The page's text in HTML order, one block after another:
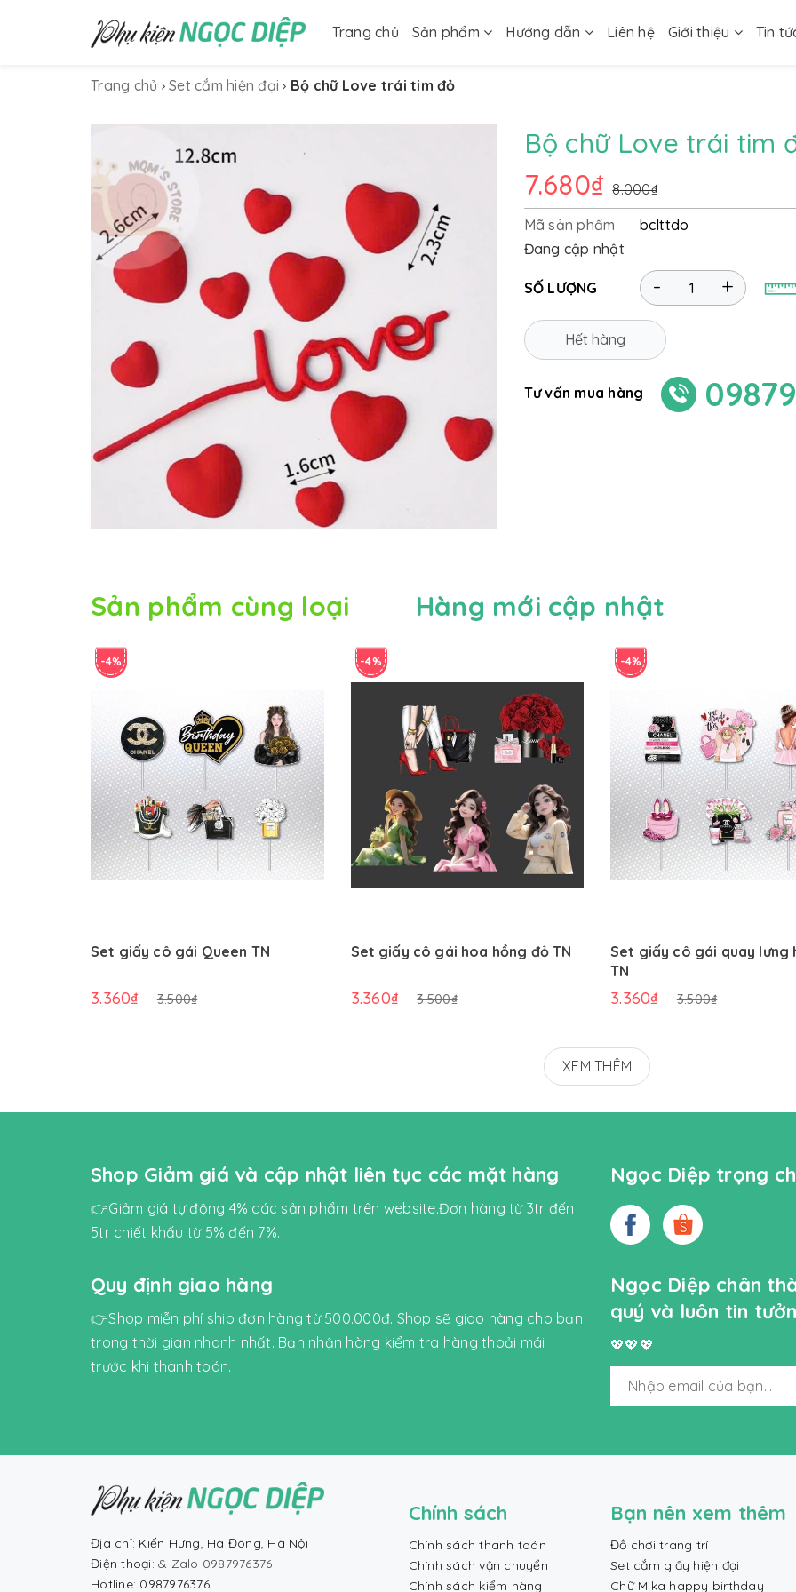
Trang chủ Sản phẩm Hướng dẫn Liên hệ Giới thiệu Tin
Trang chủ Set cắm hiện đại Bộ chữ Love trái tim đỏ
Bộ chữ Love trái tim
7.680₫ 8.000₫
Mã sản phẩm
bclttdo
Đang cập nhật
SỐ LƯỢNG +
-
Hết hàng
Tư vấn mua hàng
Sản phẩm cùng loại Hàng mới cập nhật
-4%
Set giấy cô gái Queen TN
3.360₫ 3.500₫
-4%
Set giấy cô gái hoa hồng đỏ TN
3.360₫ 3.500₫
-4%
Set giấy cô gái quay lưng
TN
3.360₫ 3.500₫
XEM THÊM
Shop Giảm giá và cập nhật liên tục các mặt hàng
👉Giảm giá tự động 4% các sản phẩm trên website.Đơn hàng từ 3tr đến
5tr chiết khấu từ 5% đến 7%.
Quy định giao hàng
👉Shop miễn phí ship đơn hàng từ 500.000đ. Shop sẽ giao hàng cho bạn
trong thời gian nhanh nhất. Bạn nhận hàng kiểm tra hàng thoải mái
trước khi thanh toán.
Ngọc Diệp trọng
Ngọc Diệp chân
quý và luôn tin
💖💖💖
Địa chỉ: Kiến Hưng, Hà Đông, Hà Nội
Điện thoại: & Zalo 0987976376
Hotline: 0987976376
Chính sách
Chính sách thanh toán
Chính sách vận chuyển
Chính sách kiểm hàng
Bạn nên xem thêm
Đồ chơi trang trí
Set cắm giấy hiện đại
Chữ Mika happy birthday